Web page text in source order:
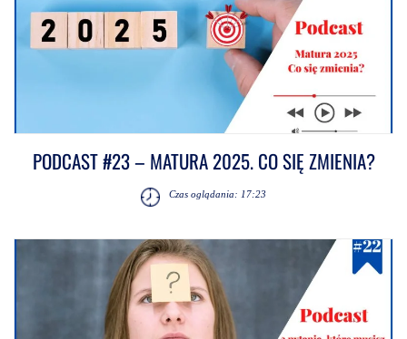
PODCAST #23 – MATURA 2025. CO SIĘ ZMIENIA?
Czas oglądania: 17:23